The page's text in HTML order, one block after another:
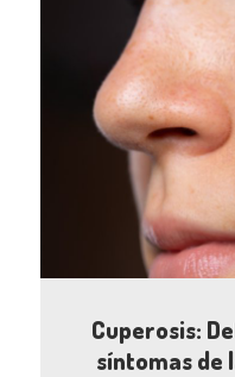
Cuperosis:
síntomas de